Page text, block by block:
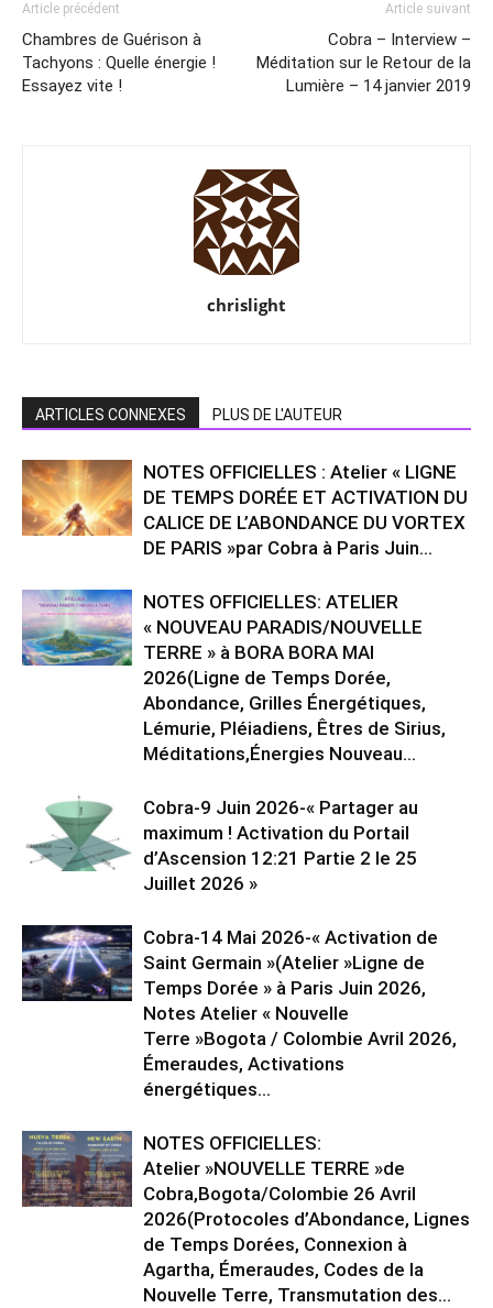
Article précédent
Chambres de Guérison à
Tachyons : Quelle énergie !
Essayez vite !
Article suivant
Cobra – Interview –
Méditation sur le Retour de la
Lumière – 14 janvier 2019
chrislight
ARTICLES CONNEXES PLUS DE L'AUTEUR
NOTES OFFICIELLES : Atelier « LIGNE
DE TEMPS DORÉE ET ACTIVATION DU
CALICE DE L’ABONDANCE DU VORTEX
DE PARIS »par Cobra à Paris Juin...
NOTES OFFICIELLES: ATELIER
« NOUVEAU PARADIS/NOUVELLE
TERRE » à BORA BORA MAI
2026(Ligne de Temps Dorée,
Abondance, Grilles Énergétiques,
Lémurie, Pléiadiens, Êtres de Sirius,
Méditations,Énergies Nouveau...
Cobra-9 Juin 2026-« Partager au
maximum ! Activation du Portail
d’Ascension 12:21 Partie 2 le 25
Juillet 2026 »
Cobra-14 Mai 2026-« Activation de
Saint Germain »(Atelier »Ligne de
Temps Dorée » à Paris Juin 2026,
Notes Atelier « Nouvelle
Terre »Bogota / Colombie Avril 2026,
Émeraudes, Activations
énergétiques...
NOTES OFFICIELLES:
Atelier »NOUVELLE TERRE »de
Cobra,Bogota/Colombie 26 Avril
2026(Protocoles d’Abondance, Lignes
de Temps Dorées, Connexion à
Agartha, Émeraudes, Codes de la
Nouvelle Terre, Transmutation des...